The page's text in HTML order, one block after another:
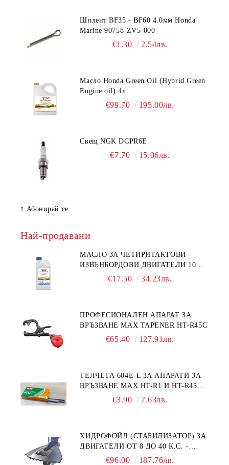
Шплент BF35 - BF60 4.0мм Honda
Marine 90758-ZV5-000
€1.30 2.54лв.
Масло Honda Green Oil (Hybrid Green
Engine oil) 4л.
€99.70 195.00лв.
Свещ NGK DCPR6E
€7.70 15.06лв.
Абонирай се
Най-продавани
МАСЛО ЗА ЧЕТИРИТАКТОВИ
ИЗВЪНБОРДОВИ ДВИГАТЕЛИ 10W-
30 HONDA MARINE 08221-999-
€17.50 34.23лв.
ПРОФЕСИОНАЛЕН АПАРАТ ЗА
ВРЪЗВАНЕ MAX TAPENER HT-R45C
€65.40 127.91лв.
ТЕЛЧЕТА 604E-L ЗА АПАРАТИ ЗА
ВРЪЗВАНЕ MAX HT-R1 И HT-R45C
€3.90 7.63лв.
ХИДРОФОЙЛ (СТАБИЛИЗАТОР) ЗА
ДВИГАТЕЛИ ОТ 8 ДО 40 К.С. -
УНИВЕРСАЛЕН SE SPORT 200
€96.00 187.76лв.